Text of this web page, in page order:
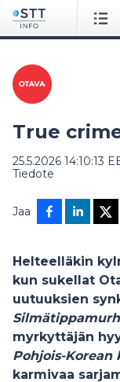
True
25.5.2026 14:10:13
Tiedote
Jaa
Helteelläkin
kun sukellat
uutuuksien
myrkyttäjän
Pohjois-Korean
karmivaa